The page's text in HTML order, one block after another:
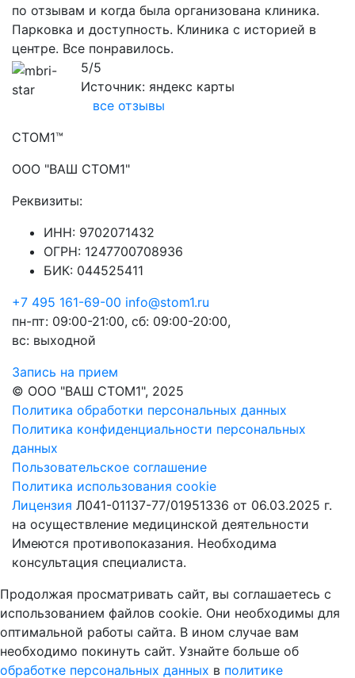
по отзывам и когда была организована клиника.
Парковка и доступность. Клиника с историей в
центре. Все понравилось.
5/5
Источник: яндекс карты
все отзывы
CТОМ1™
ООО "ВАШ СТОМ1"
Реквизиты:
ИНН: 9702071432
ОГРН: 1247700708936
БИК: 044525411
+7 495 161-69-00 info@stom1.ru
пн-пт: 09:00-21:00, сб: 09:00-20:00,
вс: выходной
Запись на прием
© ООО "ВАШ СТОМ1", 2025
Политика обработки персональных данных
Политика конфиденциальности персональных
данных
Пользовательское соглашение
Политика использования cookie
Лицензия Л041-01137-77/01951336 от 06.03.2025 г.
на осуществление медицинской деятельности
Имеются противопоказания. Необходима
консультация специалиста.
Продолжая просматривать сайт, вы соглашаетесь с
использованием файлов cookie. Они необходимы для
оптимальной работы сайта. В ином случае вам
необходимо покинуть сайт. Узнайте больше об
обработке персональных данных в политике